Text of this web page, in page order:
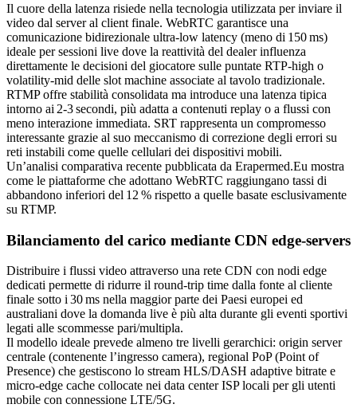
Il cuore della latenza risiede nella tecnologia utilizzata per inviare il
video dal server al client finale. WebRTC garantisce una
comunicazione bidirezionale ultra‑low latency (meno di 150 ms)
ideale per sessioni live dove la reattività del dealer influenza
direttamente le decisioni del giocatore sulle puntate RTP‑high o
volatility‑mid delle slot machine associate al tavolo tradizionale.
RTMP offre stabilità consolidata ma introduce una latenza tipica
intorno ai 2‑3 secondi, più adatta a contenuti replay o a flussi con
meno interazione immediata. SRT rappresenta un compromesso
interessante grazie al suo meccanismo di correzione degli errori su
reti instabili come quelle cellulari dei dispositivi mobili.
Un’analisi comparativa recente pubblicata da Erapermed.Eu mostra
come le piattaforme che adottano WebRTC raggiungano tassi di
abbandono inferiori del 12 % rispetto a quelle basate esclusivamente
su RTMP.
Bilanciamento del carico mediante CDN edge‑servers
Distribuire i flussi video attraverso una rete CDN con nodi edge
dedicati permette di ridurre il round‑trip time dalla fonte al cliente
finale sotto i 30 ms nella maggior parte dei Paesi europei ed
australiani dove la domanda live è più alta durante gli eventi sportivi
legati alle scommesse pari/multipla.
Il modello ideale prevede almeno tre livelli gerarchici: origin server
centrale (contenente l’ingresso camera), regional PoP (Point of
Presence) che gestiscono lo stream HLS/DASH adaptive bitrate e
micro‑edge cache collocate nei data center ISP locali per gli utenti
mobile con connessione LTE/5G.